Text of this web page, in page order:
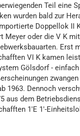
Teil eine
wurden bald zur
Doppellok II
Meyer oder die V K
Erst
VI K kamen
Gölsdorf -
1963. Dennoch
aus dem
1'E 1'-